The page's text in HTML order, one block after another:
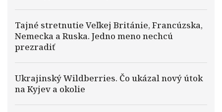
Tajné stretnutie Veľkej Británie, Francúzska,
Nemecka a Ruska. Jedno meno nechcú
prezradiť
Ukrajinský Wildberries. Čo ukázal nový útok
na Kyjev a okolie